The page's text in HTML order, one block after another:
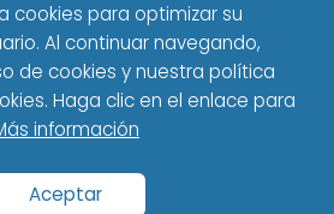
Español VS
hubspot service vs
cookies para optimizar su
Al continuar navegando,
de cookies y nuestra política
Haga clic en el enlace para
información
Aceptar